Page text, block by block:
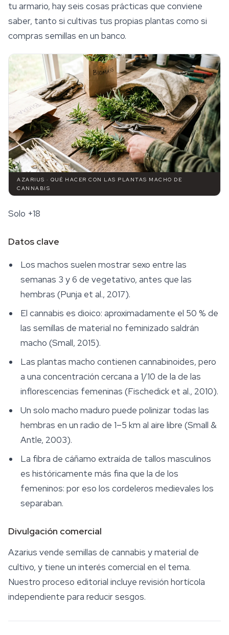
tu armario, hay seis cosas prácticas que conviene
saber, tanto si cultivas tus propias plantas como si
compras semillas en un banco.
AZARIUS · QUÉ HACER CON LAS PLANTAS MACHO DE
CANNABIS
Solo +18
Datos clave
Los machos suelen mostrar sexo entre las
semanas 3 y 6 de vegetativo, antes que las
hembras (Punja et al., 2017).
El cannabis es dioico: aproximadamente el 50 % de
las semillas de material no feminizado saldrán
macho (Small, 2015).
Las plantas macho contienen cannabinoides, pero
a una concentración cercana a 1/10 de la de las
inflorescencias femeninas (Fischedick et al., 2010).
Un solo macho maduro puede polinizar todas las
hembras en un radio de 1–5 km al aire libre (Small &
Antle, 2003).
La fibra de cáñamo extraída de tallos masculinos
es históricamente más fina que la de los
femeninos: por eso los cordeleros medievales los
separaban.
Divulgación comercial
Azarius vende semillas de cannabis y material de
cultivo, y tiene un interés comercial en el tema.
Nuestro proceso editorial incluye revisión hortícola
independiente para reducir sesgos.